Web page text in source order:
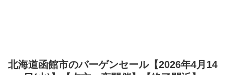
北海道函館市のバーゲンセール【2026年4月14